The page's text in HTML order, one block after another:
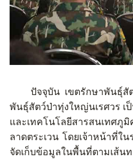
ปัจจุบัน เขตรักษาพันธุ์สั
พันธุ์สัตว์ป่าทุ่งใหญ่นเรศวร เ
และเทคโนโลยีสารสนเทศภู
ลาดตระเวน โดยเจ้าหน้าที่ใ
จัดเก็บข้อมูลในพื้นที่ตามเส้น